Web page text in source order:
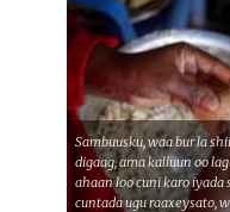
Sambuusku, waa bur la
digaag, ama kalluun oo
ahaan loo cuni karo iyada
cuntada ugu raaxeysato,